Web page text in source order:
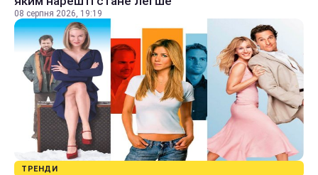
08 серпня 2026, 19:19
ТРЕНДИ